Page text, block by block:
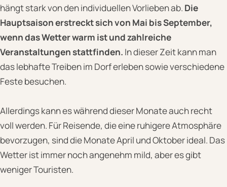
hängt stark von den individuellen Vorlieben ab. Die
Hauptsaison erstreckt sich von Mai bis September,
wenn das Wetter warm ist und zahlreiche
Veranstaltungen stattfinden. In dieser Zeit kann man
das lebhafte Treiben im Dorf erleben sowie verschiedene
Feste besuchen.
Allerdings kann es während dieser Monate auch recht
voll werden. Für Reisende, die eine ruhigere Atmosphäre
bevorzugen, sind die Monate April und Oktober ideal. Das
Wetter ist immer noch angenehm mild, aber es gibt
weniger Touristen.